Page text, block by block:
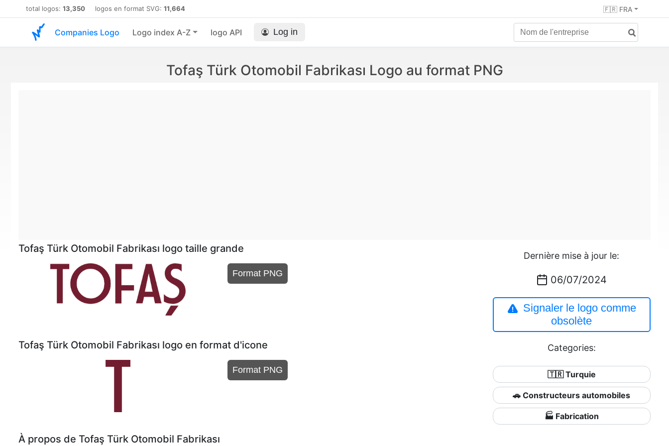
total logos: 13,350 logos en format SVG: 11,664 🇫🇷 FRA
Companies Logo Logo index A-Z logo API Log in
Tofaş Türk Otomobil Fabrikası Logo au format PNG
Tofaş Türk Otomobil Fabrikası logo taille grande
Format PNG
Tofaş Türk Otomobil Fabrikası logo en format d'icone
Format PNG
À propos de Tofaş Türk Otomobil Fabrikası
Dernière mise à jour le:
06/07/2024
Signaler le logo comme
obsolète
Categories:
🇹🇷 Turquie
🚗 Constructeurs automobiles
🏭 Fabrication